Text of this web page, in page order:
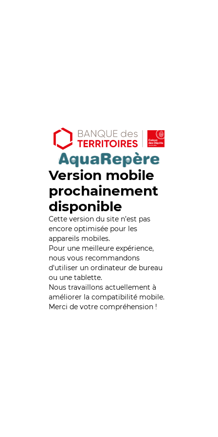
Version mobile
prochainement
disponible
Cette version du site n’est pas
encore optimisée pour les
appareils mobiles.
Pour une meilleure expérience,
nous vous recommandons
d'utiliser un ordinateur de bureau
ou une tablette.
Nous travaillons actuellement à
améliorer la compatibilité mobile.
Merci de votre compréhension !